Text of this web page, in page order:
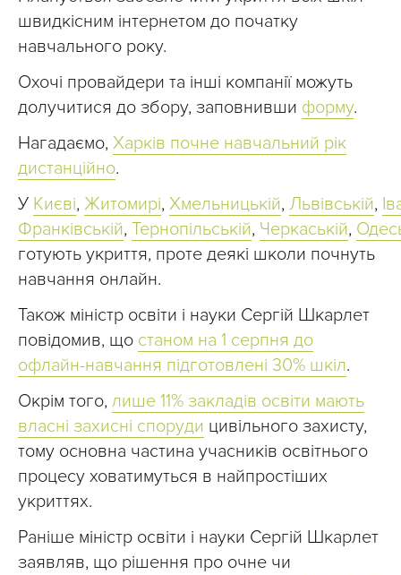
швидкісним інтернетом до початку
навчального року.
Охочі провайдери та інші компанії можуть
долучитися до збору, заповнивши форму.
Нагадаємо, Харків почне навчальний рік
дистанційно.
У Києві, Житомирі, Хмельницькій, Львівській,
Франківській, Тернопільській, Черкаській,
готують укриття, проте деякі школи почнуть
навчання онлайн.
Також міністр освіти і науки Сергій Шкарлет
повідомив, що станом на 1 серпня до
офлайн-навчання підготовлені 30% шкіл.
Окрім того, лише 11% закладів освіти мають
власні захисні споруди цивільного захисту,
тому основна частина учасників освітнього
процесу ховатимуться в найпростіших
укриттях.
Раніше міністр освіти і науки Сергій Шкарлет
заявляв, що рішення про очне чи